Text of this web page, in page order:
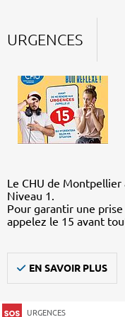
URGENCES
Le CHU de
Niveau 1.
Pour garantir une
appelez le 15 avant
EN SAVOIR PLUS
URGENCES